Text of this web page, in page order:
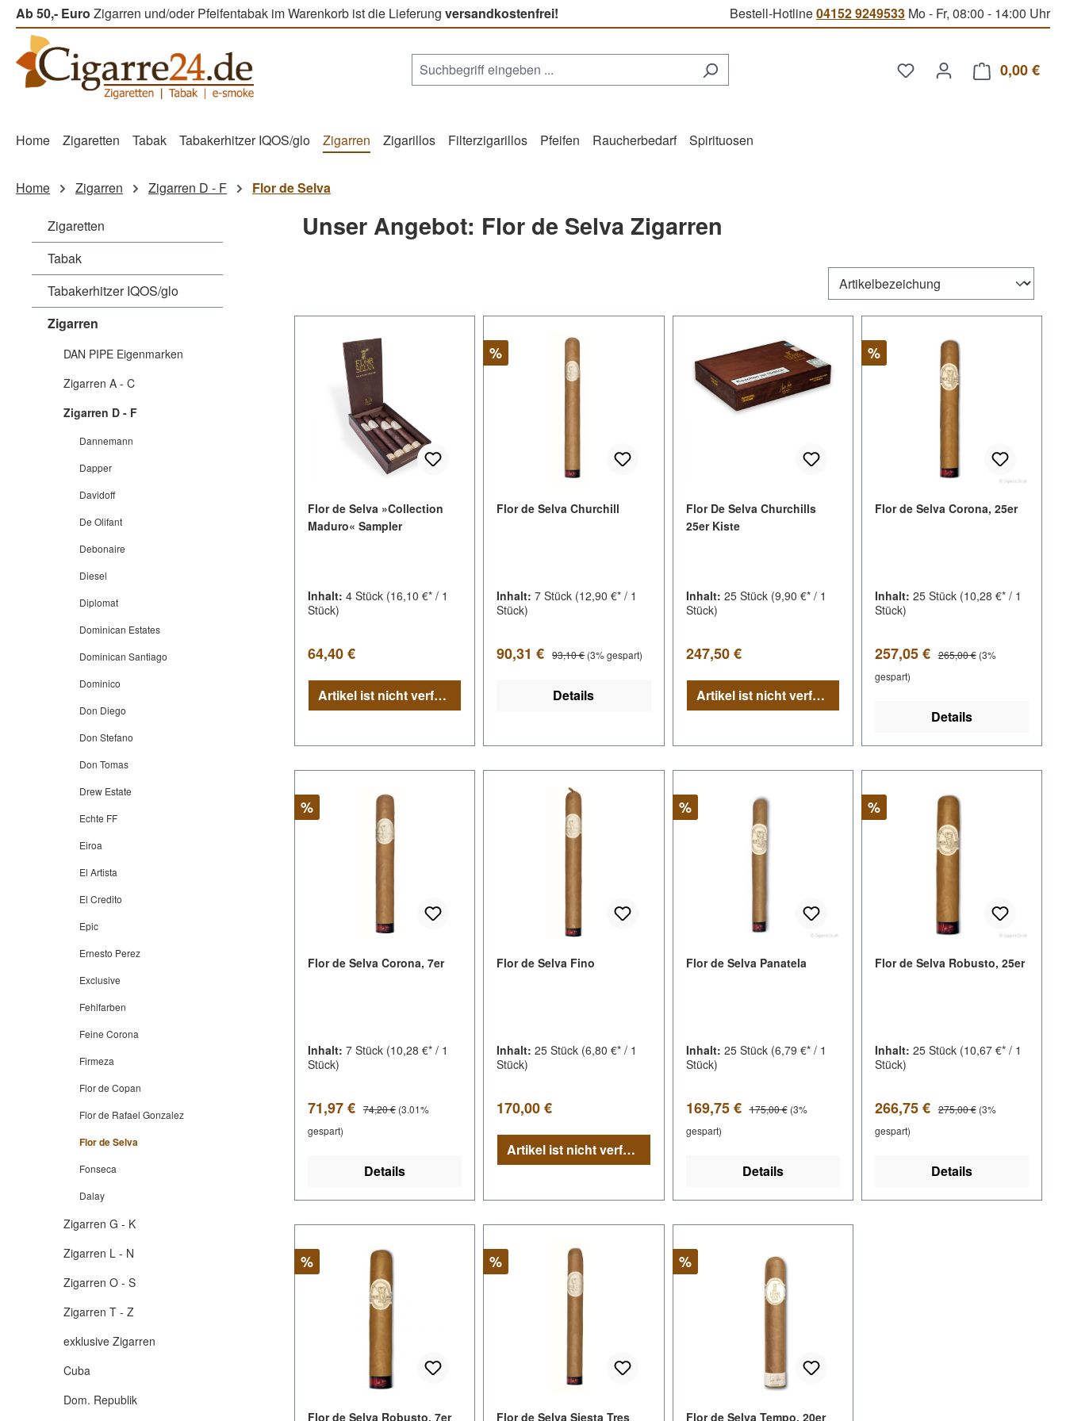
Hauptinhalt springen
Zur Suche springen
Zur Hauptnavigation springen
Ab 50,- Euro Zigarren und/oder Pfeifentabak im Warenkorb ist die Lieferung versandkostenfrei! Bestell-Hotline04152 9249533 Mo - Fr, 08:00 - 14:00 Uhr
Du hast 0 Produkte auf
0,00 €
Home Zigaretten Tabak Tabakerhitzer IQOS/glo Zigarren Zigarillos Filterzigarillos Pfeifen Raucherbedarf Spirituosen
Home Zigarren Zigarren D - F Flor de Selva
Zigaretten
Tabak
Tabakerhitzer IQOS/glo
Zigarren
DAN PIPE Eigenmarken
Zigarren A - C
Zigarren D - F
Dannemann
Dapper
Davidoff
De Olifant
Debonaire
Diesel
Diplomat
Dominican Estates
Dominican Santiago
Dominico
Don Diego
Don Stefano
Don Tomas
Drew Estate
Echte FF
Eiroa
El Artista
El Credito
Epic
Ernesto Perez
Exclusive
Fehlfarben
Feine Corona
Firmeza
Flor de Copan
Flor de Rafael Gonzalez
Flor de Selva
Fonseca
Dalay
Zigarren G - K
Zigarren L - N
Zigarren O - S
Zigarren T - Z
exklusive Zigarren
Cuba
Dom. Republik
Unser Angebot: Flor de Selva Zigarren
Flor de Selva »Collection
Maduro« Sampler
Inhalt: 4 Stück (16,10 €* / 1
Stück)
Regulärer Preis:
64,40 €
Artikel ist nicht verfügbar
Rabatt
%
Flor de Selva Churchill
Inhalt:7 Stück (12,90 €* / 1
Stück)
Verkaufspreis:
90,31 € Regulärer Preis:
93,10 € (3% gespart)
Details
Flor De Selva Churchills
25er Kiste
Inhalt: 25 Stück (9,90 €* / 1
Stück)
Regulärer Preis:
247,50 €
Artikel ist nicht verfügbar
Rabatt
%
Flor de Selva Corona, 25er
Inhalt: 25 Stück (10,28 €* / 1
Stück)
Verkaufspreis:
257,05 € Regulärer Preis:
265,00 € (3%
gespart)
Details
Rabatt
%
Flor de Selva Corona, 7er
Inhalt: 7 Stück (10,28 €* / 1
Stück)
Verkaufspreis:
71,97 € Regulärer Preis:
74,20 € (3.01%
gespart)
Details
Flor de Selva Fino
Inhalt:25 Stück (6,80 €* / 1
Stück)
Regulärer Preis:
170,00 €
Artikel ist nicht verfügbar
Rabatt
%
Flor de Selva Panatela
Inhalt: 25 Stück (6,79 €* / 1
Stück)
Verkaufspreis:
169,75 € Regulärer Preis:
175,00 € (3%
gespart)
Details
Rabatt
%
Flor de Selva Robusto, 25er
Inhalt: 25 Stück (10,67 €* / 1
Stück)
Verkaufspreis:
266,75 € Regulärer Preis:
275,00 € (3%
gespart)
Details
Rabatt
%
Flor de Selva Robusto, 7er
Rabatt
%
Flor de Selva Siesta Tres
Rabatt
%
Flor de Selva Tempo, 20er